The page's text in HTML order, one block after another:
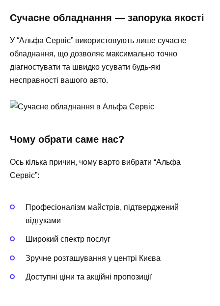
Сучасне обладнання — запорука якості
У “Альфа Сервіс” використовують лише сучасне
обладнання, що дозволяє максимально точно
діагностувати та швидко усувати будь-які
несправності вашого авто.
Чому обрати саме нас?
Ось кілька причин, чому варто вибрати “Альфа
Сервіс”:
Професіоналізм майстрів, підтверджений
відгуками
Широкий спектр послуг
Зручне розташування у центрі Києва
Доступні ціни та акційні пропозиції